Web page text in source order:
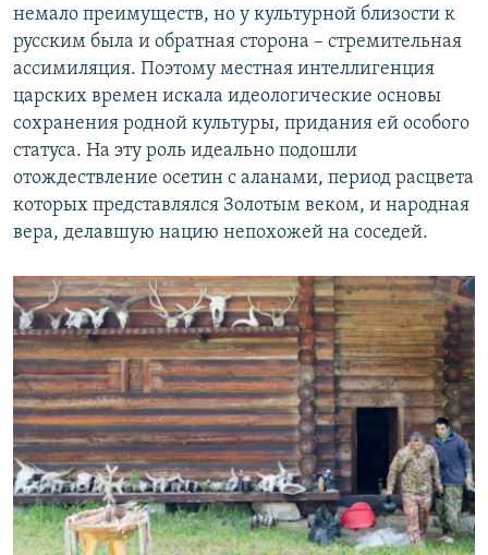
немало преимуществ, но у культурной близости к
русским была и обратная сторона – стремительная
ассимиляция. Поэтому местная интеллигенция
царских времен искала идеологические основы
сохранения родной культуры, придания ей особого
статуса. На эту роль идеально подошли
отождествление осетин с аланами, период расцвета
которых представлялся Золотым веком, и народная
вера, делавшую нацию непохожей на соседей.